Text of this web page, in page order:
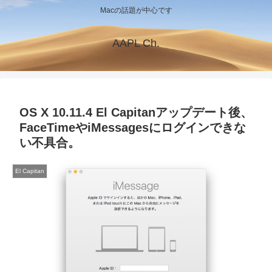
Macの話題が中心です
AAPL Ch.
OS X 10.11.4 El Capitanアップデート後、
FaceTimeやiMessagesにログインできな
い不具合。
El Capitan